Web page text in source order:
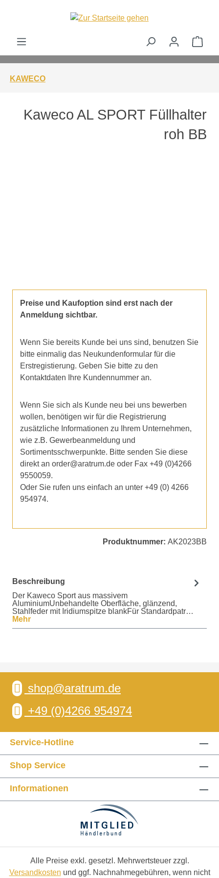
KAWECO
Kaweco AL SPORT Füllhalter
roh BB
Preise und Kaufoption sind erst nach der
Anmeldung sichtbar.
Wenn Sie bereits Kunde bei uns sind, benutzen Sie
bitte einmalig das Neukundenformular für die
Erstregistierung. Geben Sie bitte zu den
Kontaktdaten Ihre Kundennummer an.
Wenn Sie sich als Kunde neu bei uns bewerben
wollen, benötigen wir für die Registrierung
zusätzliche Informationen zu Ihrem Unternehmen,
wie z.B. Gewerbeanmeldung und
Sortimentsschwerpunkte. Bitte senden Sie diese
direkt an order@aratrum.de oder Fax +49 (0)4266
9550059.
Oder Sie rufen uns einfach an unter +49 (0) 4266
954974.
Produktnummer: AK2023BB
Beschreibung
Der Kaweco Sport aus massivem
AluminiumUnbehandelte Oberfläche, glänzend,
Stahlfeder mit Iridiumspitze blankFür Standardpatr…
Mehr
shop@aratrum.de
+49 (0)4266 954974
Service-Hotline
Shop Service
Informationen
Alle Preise exkl. gesetzl. Mehrwertsteuer zzgl.
Versandkosten und ggf. Nachnahmegebühren, wenn nicht